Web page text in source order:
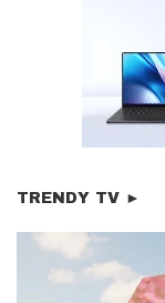
TRENDY TV ►